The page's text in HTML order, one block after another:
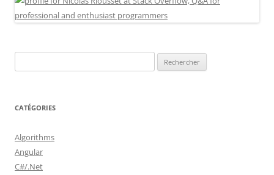
CATÉGORIES
Algorithms
Angular
C#/.Net